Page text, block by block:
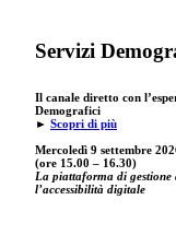
Servizi
Il canale diretto con
Demografici
► Scopri di più
Mercoledì 9 settembre
(ore 15.00 – 16.30)
La piattaforma di gestione
l’accessibilità digitale